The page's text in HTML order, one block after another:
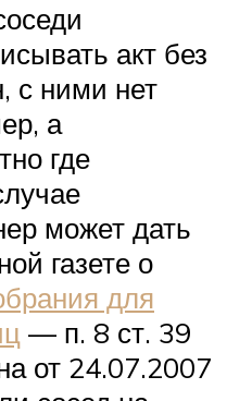
акт без
с ними нет
а
где
может дать
газете о
для
— п. 8 ст. 39
от 24.07.2007